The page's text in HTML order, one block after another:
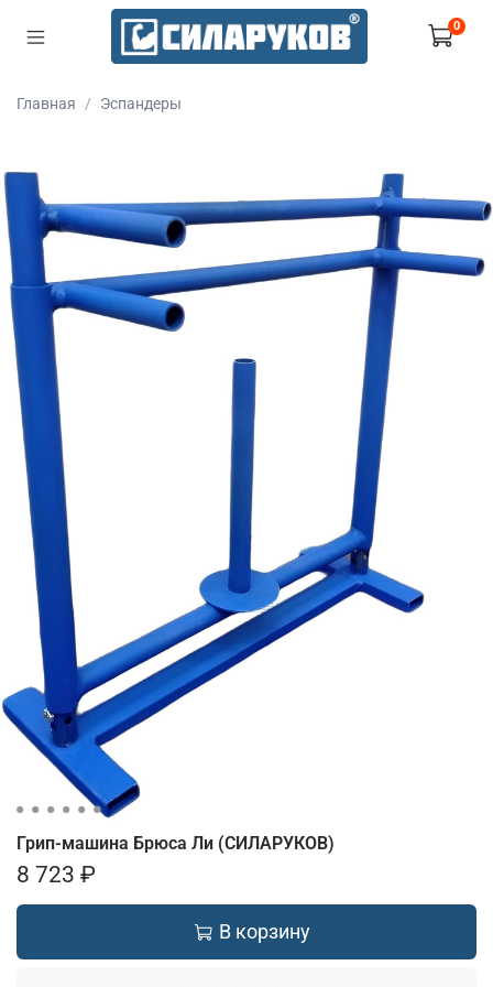
0
Главная Эспандеры
Грип-машина Брюса Ли (СИЛАРУКОВ)
8 723 ₽
В корзину